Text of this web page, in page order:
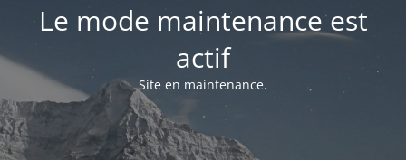
Le mode maintenance est
actif
Site en maintenance.